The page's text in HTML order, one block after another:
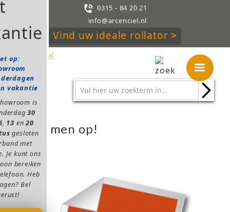
op:
vakantie
is
30
, 13 en20
gesloten
met
Je kunt ons
bereiken
Heb
Bel
 0315 - 84 20 21
Vind uw ideale rollator>
info@arcenciel.nl
Wij ruimen op!